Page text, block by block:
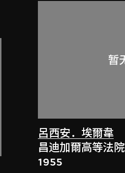
呂西安．埃爾韋
昌迪加爾高等法院
1955